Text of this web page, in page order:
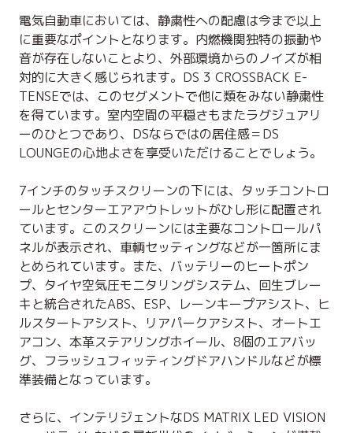
電気自動車においては、静粛性への配慮は今まで以上
に重要なポイントとなります。内燃機関独特の振動や
音が存在しないことより、外部環境からのノイズが相
対的に大きく感じられます。DS 3 CROSSBACK E-
TENSEでは、このセグメントで他に類をみない静粛性
を得ています。室内空間の平穏さもまたラグジュアリ
ーのひとつであり、DSならではの居住感＝DS
LOUNGEの心地よさを享受いただけることでしょう。
7インチのタッチスクリーンの下には、タッチコントロ
ールとセンターエアアウトレットがひし形に配置され
ています。このスクリーンには主要なコントロールパ
ネルが表示され、車輌セッティングなどが一箇所にま
とめられています。また、バッテリーのヒートポン
プ、タイヤ空気圧モニタリングシステム、回生ブレー
キと統合されたABS、ESP、レーンキープアシスト、ヒ
ルスタートアシスト、リアパークアシスト、オートエ
アコン、本革ステアリングホイール、8個のエアバッ
グ、フラッシュフィッティングドアハンドルなどが標
準装備となっています。
さらに、インテリジェントなDS MATRIX LED VISION